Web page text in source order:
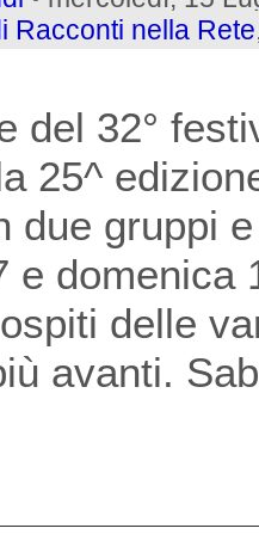
Racconti nella Rete
del 32°
25^
due gruppi
e domenica
delle
avanti.